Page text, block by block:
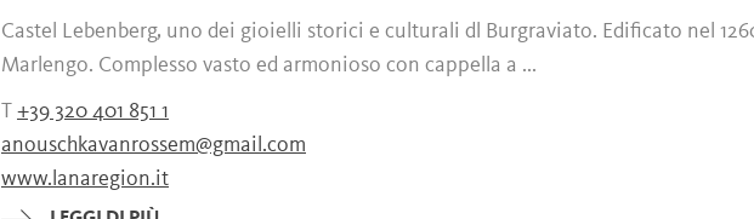
Castel Lebenberg, uno dei gioielli storici e culturali dl Burgraviato. Edificato nel
Marlengo. Complesso vasto ed armonioso con cappella a ...
T +39 320 401 851 1
anouschkavanrossem@gmail.com
www.lanaregion.it